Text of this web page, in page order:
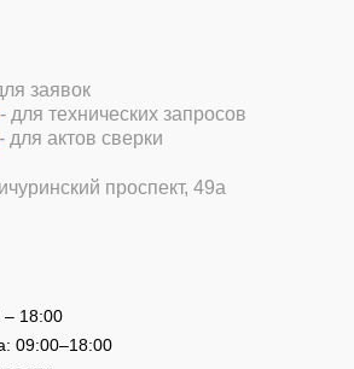
заявок
- для технических запросов
- для актов сверки
проспект, 49а
– 18:00
09:00–18:00